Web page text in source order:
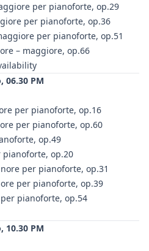
per pianoforte, op.29
per pianoforte, op.36
per pianoforte, op.51
– maggiore, op.66
06.30 PM
per pianoforte, op.16
per pianoforte, op.60
op.49
pianoforte, op.20
per pianoforte, op.31
per pianoforte, op.39
pianoforte, op.54
10.30 PM